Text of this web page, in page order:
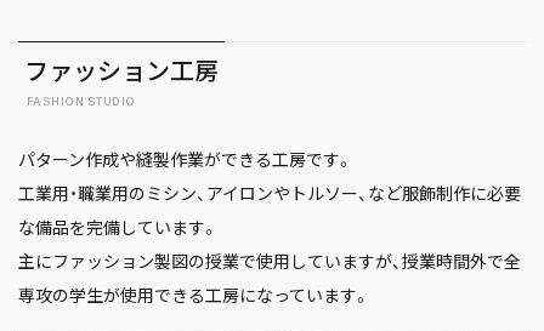
ファッション工房
FASHION STUDIO
パターン作成や縫製作業ができる工房です。
工業用・職業用のミシン、アイロンやトルソー、など服飾制作に必要
な備品を完備しています。
主にファッション製図の授業で使用していますが、授業時間外で全
専攻の学生が使用できる工房になっています。